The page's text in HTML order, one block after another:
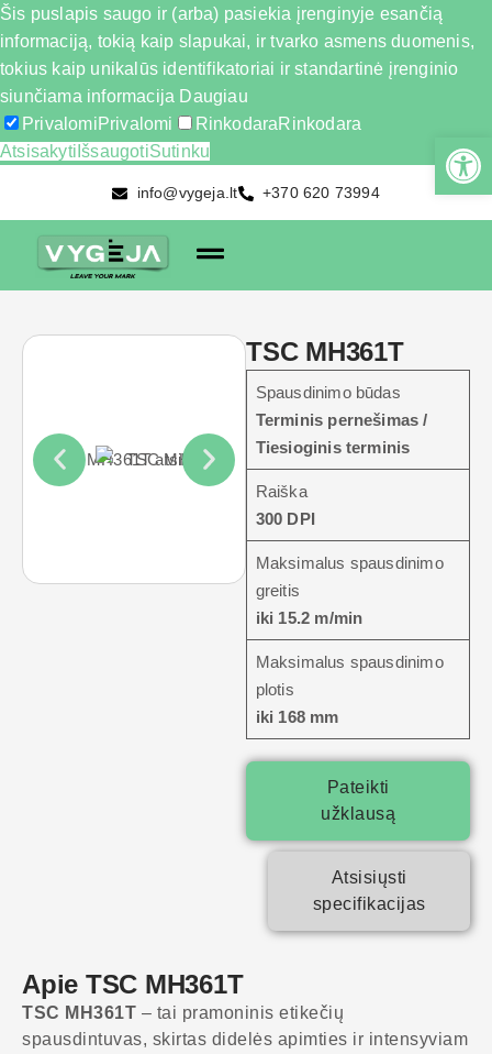
Šis puslapis saugo ir (arba) pasiekia įrenginyje esančią
informaciją, tokią kaip slapukai, ir tvarko asmens duomenis,
tokius kaip unikalūs identifikatoriai ir standartinė įrenginio
siunčiama informacija Daugiau
PrivalomiPrivalomi RinkodaraRinkodara
Atsisakyti IšsaugotiSutinku
info@vygeja.lt +370 620 73994
TSC MH361T
Spausdinimo būdas
Terminis pernešimas /
Tiesioginis terminis
Raiška
300 DPI
Maksimalus spausdinimo
greitis
iki 15.2 m/min
Maksimalus spausdinimo
plotis
iki 168 mm
Pateikti
užklausą
Atsisiųsti
specifikacijas
Apie TSC MH361T
TSC MH361T – tai pramoninis etikečių
spausdintuvas, skirtas didelės apimties ir intensyviam